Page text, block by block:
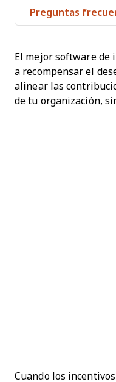
Preguntas
El mejor software de
a recompensar el
alinear las
de tu organización,
Cuando los